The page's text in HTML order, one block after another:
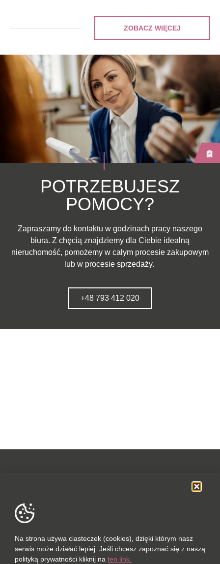
ZOBACZ WIĘCEJ
POTRZEBUJESZ
POMOCY?
Zapraszamy do kontaktu w godzinach pracy naszego
biura. Z chęcią znajdziemy dla Ciebie idealną
nieruchomość, pomożemy w całym procesie zakupowym
lub w procesie sprzedaży.
+48 793 412 020
POLUBIONYCH (0 / 10)
SOCIAL MEDIA
DANE FIRMOWE
Na strona używa ciasteczek (cookies), dzięki którym nasz
serwis może działać lepiej. Jeśli chcesz zapoznać się z naszą
polityką prywatności kliknij na ten link.